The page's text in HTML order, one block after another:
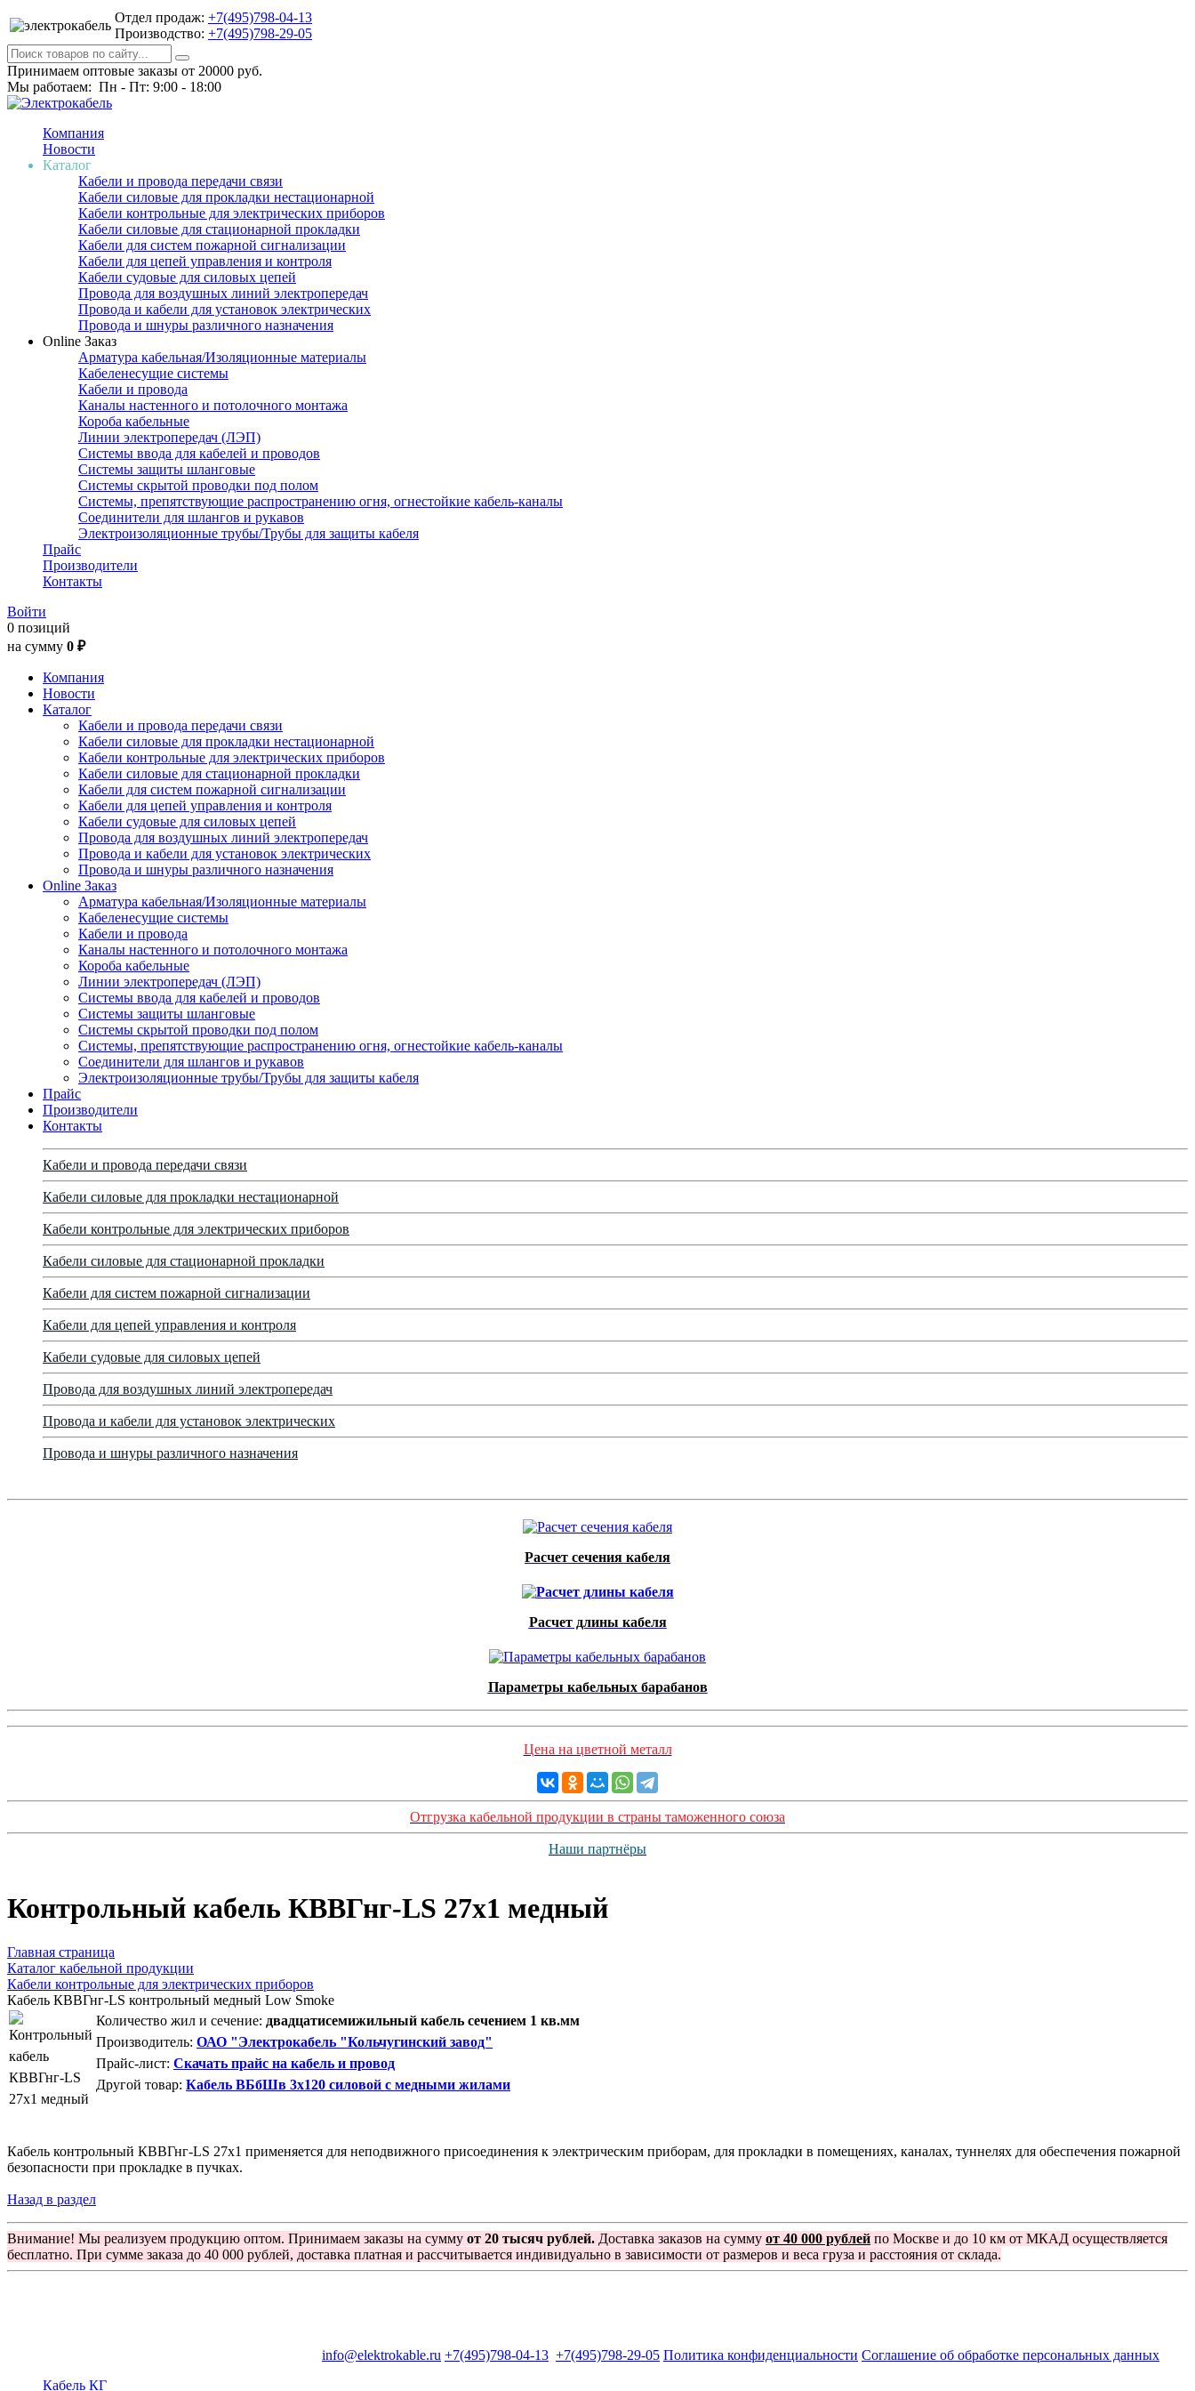
Отдел продаж: +7(495)798-04-13
Производство: +7(495)798-29-05
Принимаем оптовые заказы от 20000 руб.
Мы работаем: Пн - Пт: 9:00 - 18:00
Компания
Новости
Каталог
Кабели и провода передачи связи
Кабели силовые для прокладки нестационарной
Кабели контрольные для электрических приборов
Кабели силовые для стационарной прокладки
Кабели для систем пожарной сигнализации
Кабели для цепей управления и контроля
Кабели судовые для силовых цепей
Провода для воздушных линий электропередач
Провода и кабели для установок электрических
Провода и шнуры различного назначения
Online Заказ
Арматура кабельная/Изоляционные материалы
Кабеленесущие системы
Кабели и провода
Каналы настенного и потолочного монтажа
Короба кабельные
Линии электропередач (ЛЭП)
Системы ввода для кабелей и проводов
Системы защиты шланговые
Системы скрытой проводки под полом
Системы, препятствующие распространению огня, огнестойкие кабель-каналы
Соединители для шлангов и рукавов
Электроизоляционные трубы/Трубы для защиты кабеля
Прайс
Производители
Контакты
Войти
0 позиций
на сумму 0 ₽
Компания
Новости
Каталог
Кабели и провода передачи связи
Кабели силовые для прокладки нестационарной
Кабели контрольные для электрических приборов
Кабели силовые для стационарной прокладки
Кабели для систем пожарной сигнализации
Кабели для цепей управления и контроля
Кабели судовые для силовых цепей
Провода для воздушных линий электропередач
Провода и кабели для установок электрических
Провода и шнуры различного назначения
Online Заказ
Арматура кабельная/Изоляционные материалы
Кабеленесущие системы
Кабели и провода
Каналы настенного и потолочного монтажа
Короба кабельные
Линии электропередач (ЛЭП)
Системы ввода для кабелей и проводов
Системы защиты шланговые
Системы скрытой проводки под полом
Системы, препятствующие распространению огня, огнестойкие кабель-каналы
Соединители для шлангов и рукавов
Электроизоляционные трубы/Трубы для защиты кабеля
Прайс
Производители
Контакты
Кабели и провода передачи связи
Кабели силовые для прокладки нестационарной
Кабели контрольные для электрических приборов
Кабели силовые для стационарной прокладки
Кабели для систем пожарной сигнализации
Кабели для цепей управления и контроля
Кабели судовые для силовых цепей
Провода для воздушных линий электропередач
Провода и кабели для установок электрических
Провода и шнуры различного назначения
Расчет сечения кабеля
Расчет длины кабеля
Параметры кабельных барабанов
Цена на цветной металл
Отгрузка кабельной продукции в страны таможенного союза
Наши партнёры
Контрольный кабель КВВГнг-LS 27х1 медный
Главная страница
Каталог кабельной продукции
Кабели контрольные для электрических приборов
Кабель КВВГнг-LS контрольный медный Low Smoke
Количество жил и сечение: двадцатисемижильный кабель сечением 1 кв.мм
Производитель: ОАО "Электрокабель "Кольчугинский завод"
Прайс-лист: Скачать прайс на кабель и провод
Другой товар: Кабель ВБбШв 3х120 силовой с медными жилами
Кабель контрольный КВВГнг-LS 27х1 применяется для неподвижного присоединения к электрическим приборам, для прокладки в помещениях, каналах, туннелях для обеспечения пожарной
безопасности при прокладке в пучках.
Назад в раздел
Внимание! Мы реализуем продукцию оптом. Принимаем заказы на сумму от 20 тысяч рублей. Доставка заказов на сумму от 40 000 рублей по Москве и до 10 км от МКАД осуществляется
бесплатно. При сумме заказа до 40 000 рублей, доставка платная и рассчитывается индивидуально в зависимости от размеров и веса груза и расстояния от склада.
info@elektrokable.ru +7(495)798-04-13 +7(495)798-29-05 Политика конфиденциальности Соглашение об обработке персональных данных
Кабель КГ